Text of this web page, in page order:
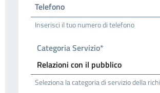
Telefono
Inserisci il tuo numero di telefono
Categoria Servizio*
Seleziona la categoria di servizio della